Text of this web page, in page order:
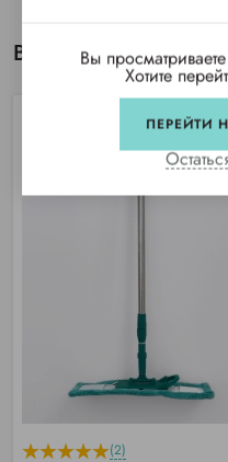
Вы просматривали
(2)
Вы
Хотите
ПЕРЕЙТИ